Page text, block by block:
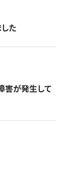
た
害が発生して